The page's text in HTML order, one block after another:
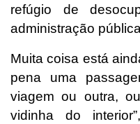
refúgio de
administração
Muita coisa está
pena uma
viagem ou outra,
vidinha do